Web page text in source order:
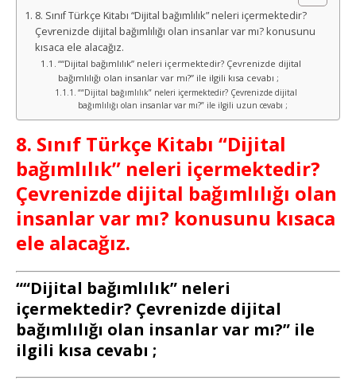
8. Sınıf Türkçe Kitabı “Dijital bağımlılık” neleri içermektedir?
Çevrenizde dijital bağımlılığı olan insanlar var mı? konusunu
kısaca ele alacağız.
““Dijital bağımlılık” neleri içermektedir? Çevrenizde dijital
bağımlılığı olan insanlar var mı?” ile ilgili kısa cevabı ;
““Dijital bağımlılık” neleri içermektedir? Çevrenizde dijital
bağımlılığı olan insanlar var mı?” ile ilgili uzun cevabı ;
8. Sınıf Türkçe Kitabı “Dijital
bağımlılık” neleri içermektedir?
Çevrenizde dijital bağımlılığı olan
insanlar var mı? konusunu kısaca
ele alacağız.
““Dijital bağımlılık” neleri
içermektedir? Çevrenizde dijital
bağımlılığı olan insanlar var mı?” ile
ilgili kısa cevabı ;